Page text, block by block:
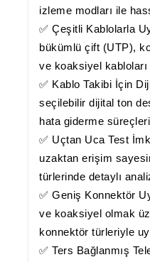
izleme modları ile
✅ Çeşitli Kablolarla
bükümlü çift (UTP),
ve koaksiyel kabloları
✅ Kablo Takibi İçin
seçilebilir dijital ton
hata giderme
✅ Uçtan Uca Test
uzaktan erişim
türlerinde detaylı
✅ Geniş Konnektör
ve koaksiyel olmak
konnektör türleriyle
✅ Ters Bağlanmış